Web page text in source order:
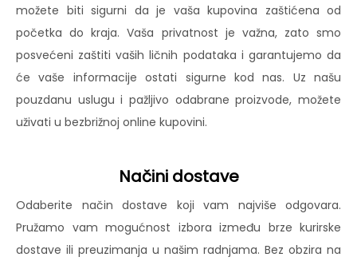
možete biti sigurni da je vaša kupovina zaštićena od
početka do kraja. Vaša privatnost je važna, zato smo
posvećeni zaštiti vaših ličnih podataka i garantujemo da
će vaše informacije ostati sigurne kod nas. Uz našu
pouzdanu uslugu i pažljivo odabrane proizvode, možete
uživati u bezbrižnoj online kupovini.
Načini dostave
Odaberite način dostave koji vam najviše odgovara.
Pružamo vam mogućnost izbora između brze kurirske
dostave ili preuzimanja u našim radnjama. Bez obzira na